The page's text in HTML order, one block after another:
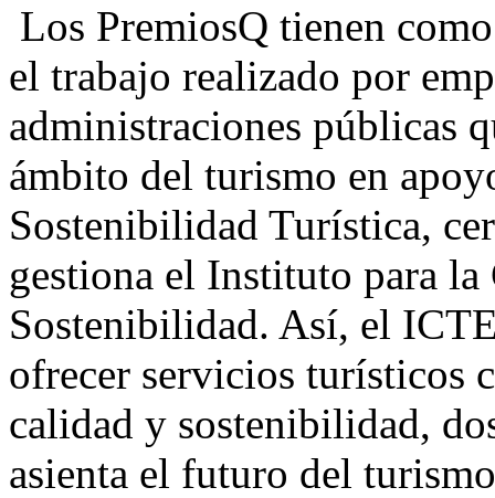
Los PremiosQ tienen
el trabajo realizado por
administraciones públicas
ámbito del turismo en
Sostenibilidad Turística,
gestiona el Instituto para
Sostenibilidad. Así, el
ofrecer servicios turísticos
calidad y sostenibilidad,
asienta el futuro del